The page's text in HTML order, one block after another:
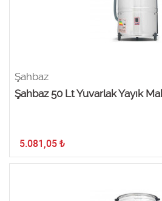
Şahbaz
Şahbaz 50 Lt Yuvarlak Yayık
5.081,05 ₺